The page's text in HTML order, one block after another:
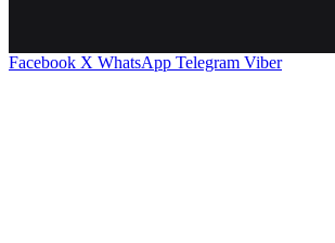
Facebook X WhatsApp Telegram Viber